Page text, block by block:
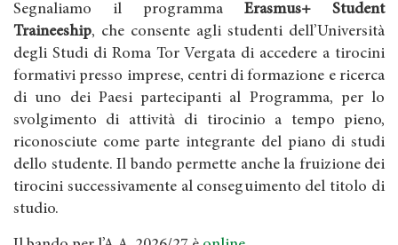
Segnaliamo il programma Erasmus+ Student
Traineeship, che consente agli studenti dell’Università
degli Studi di Roma Tor Vergata di accedere a tirocini
formativi presso imprese, centri di formazione e ricerca
di uno dei Paesi partecipanti al Programma, per lo
svolgimento di attività di tirocinio a tempo pieno,
riconosciute come parte integrante del piano di studi
dello studente. Il bando permette anche la fruizione dei
tirocini successivamente al conseguimento del titolo di
studio.